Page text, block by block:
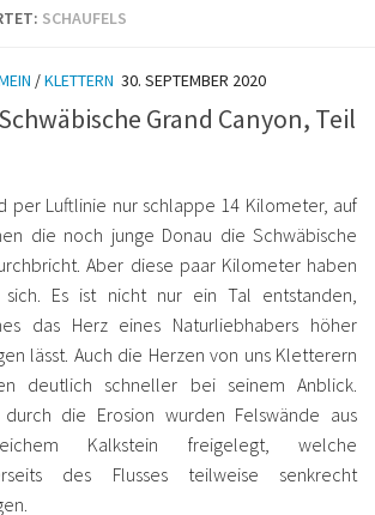
SCHAUFELS
/KLETTERN 30. SEPTEMBER 2020
Grand Canyon, Teil
per Luftlinie nur schlappe 14 Kilometer, auf
die noch junge Donau die Schwäbische
Aber diese paar Kilometer haben
Es ist nicht nur ein Tal entstanden,
das Herz eines Naturliebhabers höher
lässt. Auch die Herzen von uns Kletterern
deutlich schneller bei seinem Anblick.
durch die Erosion wurden Felswände aus
Kalkstein freigelegt, welche
des Flusses teilweise senkrecht